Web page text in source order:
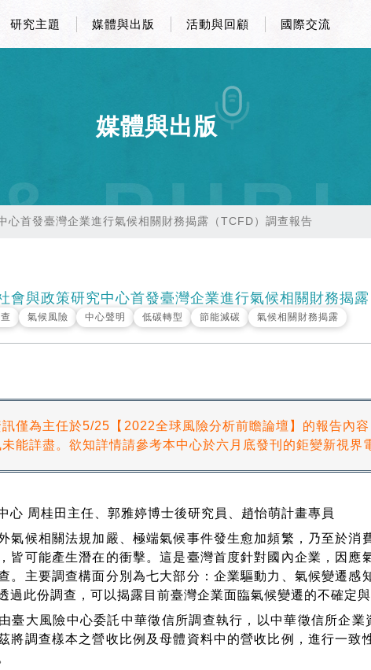
研究主題 媒體與出版 活動與回顧 國際交流
媒體與出版
心首發臺灣企業進行氣候相關財務揭露（TCFD）調查報告
會與政策研究中心首發臺灣企業進行氣候相關財務揭
氣候風險 中心聲明 低碳轉型 節能減碳 氣候相關財務揭露
訊僅為主任於5/25【2022全球風險分析前瞻論壇】的報告內
能詳盡。欲知詳情請參考本中心於六月底發刊的鉅變新視界
心 周桂田主任、郭雅婷博士後研究員、趙怡萌計畫專員
候相關法規加嚴、極端氣候事件發生愈加頻繁，乃至於消
皆可能產生潛在的衝擊。這是臺灣首度針對國內企業，因應
。主要調查構面分別為七大部分：企業驅動力、氣候變遷感
過此份調查，可以揭露目前臺灣企業面臨氣候變遷的不確定
大風險中心委託中華徵信所調查執行，以中華徵信所企業
將調查樣本之營收比例及母體資料中的營收比例，進行一致